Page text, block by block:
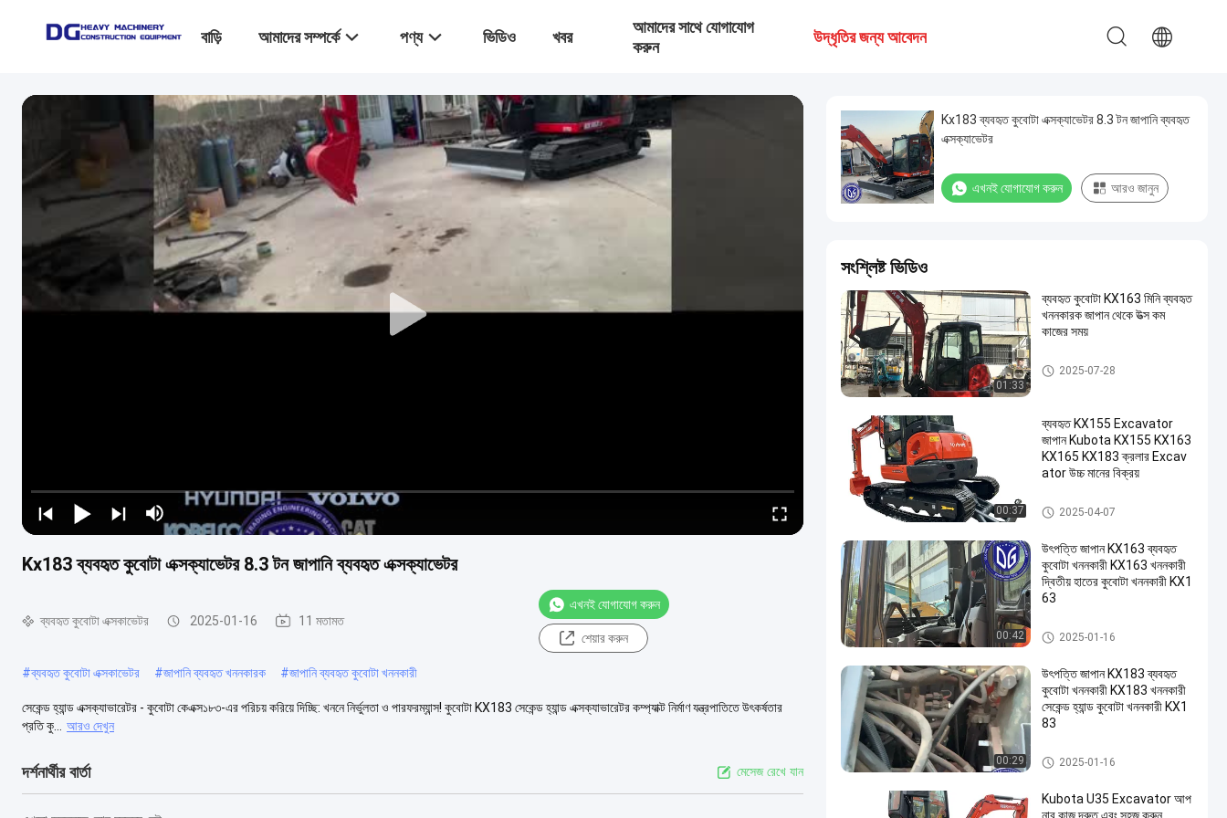
বাড়ি আমাদের সম্পর্কে পণ্য ভিডিও খবর
আমাদের সাথে যোগাযোগ
করুন
উদ্ধৃতির জন্য আবেদন
Kx183 ব্যবহৃত কুবোটা এক্সক্যাভেটর 8.3 টন জাপানি ব্যবহৃত এক্সক্যাভেটর
ব্যবহৃত কুবোটা এক্সকাভেটর 2025-01-16 11 মতামত
এখনই যোগাযোগ করুন
শেয়ার করুন
#ব্যবহৃত কুবোটা এক্সকাভেটর #জাপানি ব্যবহৃত খননকারক #জাপানি ব্যবহৃত কুবোটা খননকারী
সেকেন্ড হ্যান্ড এক্সক্যাভারেটর - কুবোটা কেএক্স১৮৩-এর পরিচয় করিয়ে দিচ্ছি: খননে নির্ভুলতা ও পারফরম্যান্স! কুবোটা KX183 সেকেন্ড হ্যান্ড এক্সক্যাভারেটর কম্প্যাক্ট নির্মাণ যন্ত্রপাতিতে উৎকর্ষতার
প্রতি কু...
আরও দেখুন
দর্শনার্থীর বার্তা মেসেজ রেখে যান
Kx183 ব্যবহৃত কুবোটা এক্সক্যাভেটর 8.3 টন জাপানি ব্যবহৃত
এক্সক্যাভেটর
এখনই যোগাযোগ করুন আরও জানুন
সংশ্লিষ্ট ভিডিও
01:33
ব্যবহৃত কুবোটা KX163 মিনি ব্যবহৃত
খননকারক জাপান থেকে উত্স কম
কাজের সময়
ব্যবহৃত কুবোটা এক্সকাভেটর
2025-07-28
00:37
ব্যবহৃত KX155 Excavator
জাপান Kubota KX155 KX163
KX165 KX183 ক্রলার Excav
ator উচ্চ মানের বিক্রয়
ব্যবহৃত কুবোটা এক্সকাভেটর
2025-04-07
00:42
উৎপত্তি জাপান KX163 ব্যবহৃত
কুবোটা খননকারী KX163 খননকারী
দ্বিতীয় হাতের কুবোটা খননকারী KX1
63
ব্যবহৃত কুবোটা এক্সকাভেটর
2025-01-16
00:29
উৎপত্তি জাপান KX183 ব্যবহৃত
কুবোটা খননকারী KX183 খননকারী
সেকেন্ড হ্যান্ড কুবোটা খননকারী KX1
83
ব্যবহৃত কুবোটা এক্সকাভেটর
2025-01-16
Kubota U35 Excavator আপ